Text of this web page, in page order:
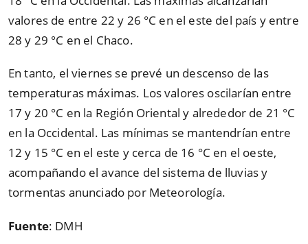
valores de entre 22 y 26 °C en el este del país y entre
28 y 29 °C en el Chaco.
En tanto, el viernes se prevé un descenso de las
temperaturas máximas. Los valores oscilarían entre
17 y 20 °C en la Región Oriental y alrededor de 21 °C
en la Occidental. Las mínimas se mantendrían entre
12 y 15 °C en el este y cerca de 16 °C en el oeste,
acompañando el avance del sistema de lluvias y
tormentas anunciado por Meteorología.
Fuente: DMH